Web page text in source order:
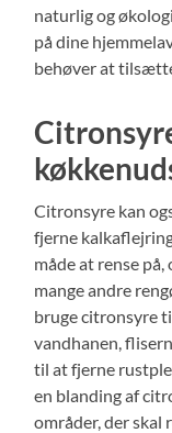
naturlig og
på dine
behøver at
Citronsyre kan
fjerne
måde at rense
mange andre
bruge citronsyre
vandhanen,
til at fjerne
en blanding af
områder, der skal